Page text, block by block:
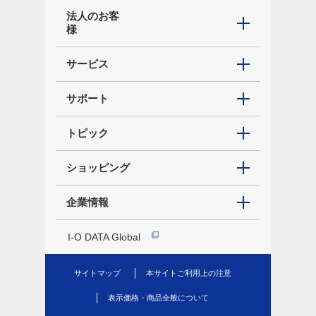
法人のお客
様
サービス
サポート
トピック
ショッピング
企業情報
I-O DATA Global
サイトマップ 本サイトご利用上の注意
表示価格・商品全般について